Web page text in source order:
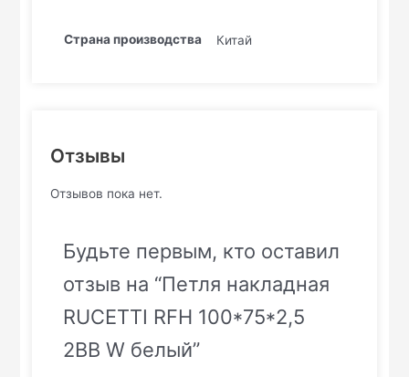
Страна производства Китай
Отзывы
Отзывов пока нет.
Будьте первым, кто оставил
отзыв на “Петля накладная
RUCETTI RFH 100*75*2,5
2BB W белый”